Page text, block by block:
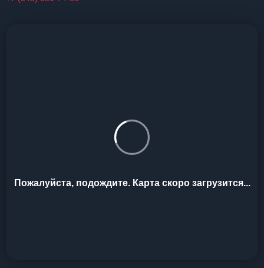
Пожалуйста, подождите. Карта скоро загрузится...